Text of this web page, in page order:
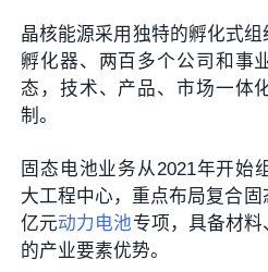
晶核能源采用独特的孵化式
孵化器、两百多个公司和事
态，技术、产品、市场一体
制。
固态电池业务从2021年开始
大工程中心，重点布局复合
亿元动力电池专项，具备材
的产业要素优势。